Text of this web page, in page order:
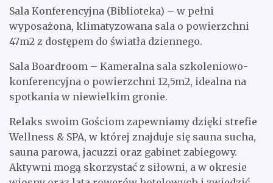
Sala Konferencyjna (Biblioteka) – w pełni
wyposażona, klimatyzowana sala o powierzchni
47m2 z dostępem do światła dziennego.
Sala Boardroom – Kameralna sala szkoleniowo-
konferencyjna o powierzchni 12,5m2, idealna na
spotkania w niewielkim gronie.
Relaks swoim Gościom zapewniamy dzięki strefie
Wellness & SPA, w której znajduje się sauna sucha,
sauna parowa, jacuzzi oraz gabinet zabiegowy.
Aktywni mogą skorzystać z siłowni, a w okresie